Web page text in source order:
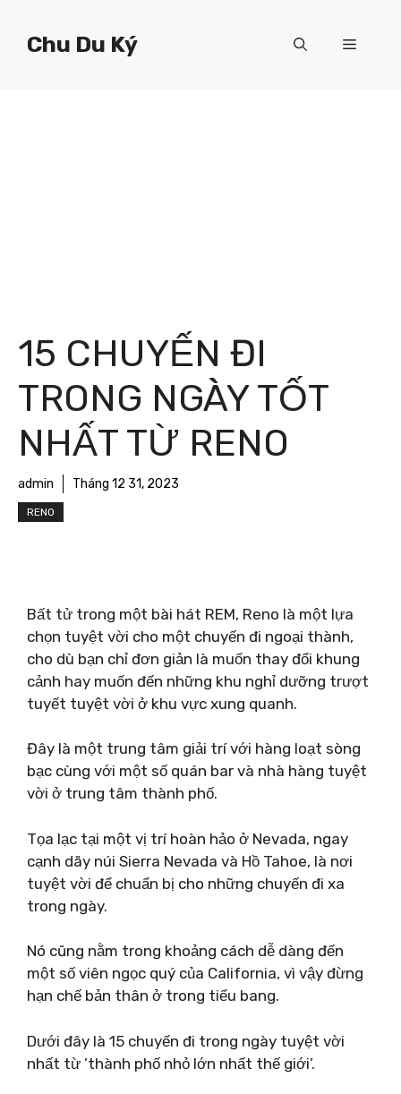
Chu Du Ký Menu
15 CHUYẾN ĐI
TRONG NGÀY TỐT
NHẤT TỪ ​​RENO
admin Tháng 12 31, 2023
RENO
Bất tử trong một bài hát REM, Reno là một lựa
chọn tuyệt vời cho một chuyến đi ngoại thành,
cho dù bạn chỉ đơn giản là muốn thay đổi khung
cảnh hay muốn đến những khu nghỉ dưỡng trượt
tuyết tuyệt vời ở khu vực xung quanh.
Đây là một trung tâm giải trí với hàng loạt sòng
bạc cùng với một số quán bar và nhà hàng tuyệt
vời ở trung tâm thành phố.
Tọa lạc tại một vị trí hoàn hảo ở Nevada, ngay
cạnh dãy núi Sierra Nevada và Hồ Tahoe, là nơi
tuyệt vời để chuẩn bị cho những chuyến đi xa
trong ngày.
Nó cũng nằm trong khoảng cách dễ dàng đến
một số viên ngọc quý của California, vì vậy đừng
hạn chế bản thân ở trong tiểu bang.
Dưới đây là 15 chuyến đi trong ngày tuyệt vời
nhất từ ​​’thành phố nhỏ lớn nhất thế giới’.